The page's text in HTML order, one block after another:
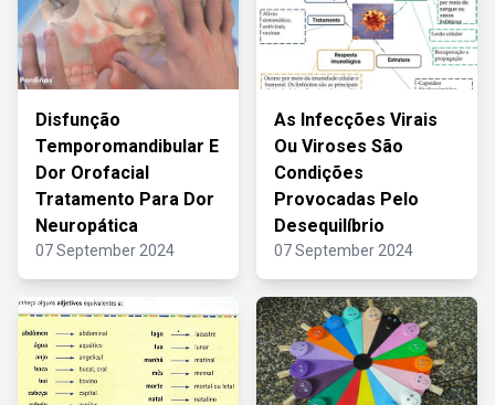
Disfunção
Temporomandibular E
Dor Orofacial
Tratamento Para Dor
Neuropática
07 September 2024
As Infecções Virais
Ou Viroses São
Condições
Provocadas Pelo
Desequilíbrio
07 September 2024